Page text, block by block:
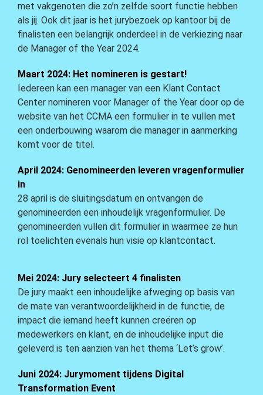
met vakgenoten die zo’n zelfde soort functie hebben
als jij. Ook dit jaar is het jurybezoek op kantoor bij de
finalisten een belangrijk onderdeel in de verkiezing naar
de Manager of the Year 2024.
Maart 2024: Het nomineren is gestart!
Iedereen kan een manager van een Klant Contact
Center nomineren voor Manager of the Year door op de
website van het CCMA een formulier in te vullen met
een onderbouwing waarom die manager in aanmerking
komt voor de titel.
April 2024: Genomineerden leveren vragenformulier
in
28 april is de sluitingsdatum en ontvangen de
genomineerden een inhoudelijk vragenformulier. De
genomineerden vullen dit formulier in waarmee ze hun
rol toelichten evenals hun visie op klantcontact.
Mei 2024: Jury selecteert 4 finalisten
De jury maakt een inhoudelijke afweging op basis van
de mate van verantwoordelijkheid in de functie, de
impact die iemand heeft kunnen creëren op
medewerkers en klant, en de inhoudelijke input die
geleverd is ten aanzien van het thema ‘Let’s grow’.
Juni 2024: Jurymoment tijdens Digital
Transformation Event